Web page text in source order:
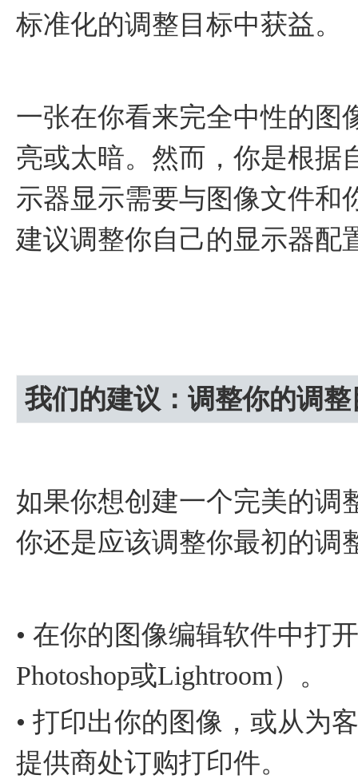
标准化的调整目标中获益。
一张在你看来完全中性的图
亮或太暗。然而，你是根据
示器显示需要与图像文件和
建议调整你自己的显示器配
我们的建议：调整你的调整
如果你想创建一个完美的调
你还是应该调整你最初的调
• 在你的图像编辑软件中打
Photoshop或Lightroom）。
• 打印出你的图像，或从为
提供商处订购打印件。